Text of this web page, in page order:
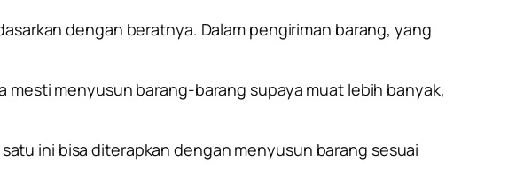
dengan beratnya. Dalam pengiriman barang, yang
menyusun barang-barang supaya muat lebih banyak,
ini bisa diterapkan dengan menyusun barang sesuai